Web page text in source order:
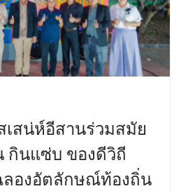
สน่ห์อีสานร่วมสมัย
กินแซ่บ ของดีวิถี
ลองอัตลักษณ์ท้องถิ่น